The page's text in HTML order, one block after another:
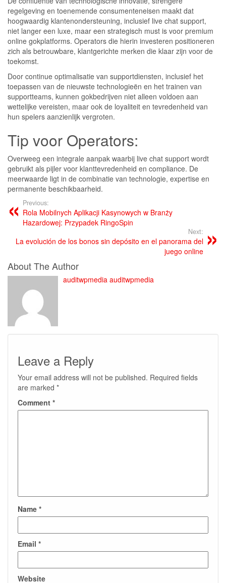
regelgeving en toenemende consumenteneisen maakt dat
hoogwaardig klantenondersteuning, inclusief live chat support,
niet langer een luxe, maar een strategisch must is voor premium
online gokplatforms. Operators die hierin investeren positioneren
zich als betrouwbare, klantgerichte merken die klaar zijn voor de
toekomst.
Door continue optimalisatie van supportdiensten, inclusief het
toepassen van de nieuwste technologieën en het trainen van
supportteams, kunnen gokbedrijven niet alleen voldoen aan
wettelijke vereisten, maar ook de loyaliteit en tevredenheid van
hun spelers aanzienlijk vergroten.
Tip voor Operators:
Overweeg een integrale aanpak waarbij live chat support wordt
gebruikt als pijler voor klanttevredenheid en compliance. De
meerwaarde ligt in de combinatie van technologie, expertise en
permanente beschikbaarheid.
Previous:
Rola Mobilnych Aplikacji Kasynowych w Branży
Hazardowej: Przypadek RingoSpin
Next:
La evolución de los bonos sin depósito en el panorama del
juego online
About The Author
auditwpmedia auditwpmedia
Leave a Reply
Your email address will not be published. Required fields
are marked *
Comment *
Name *
Email *
Website